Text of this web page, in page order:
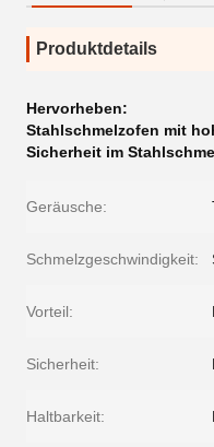
Produktdetails
Hervorheben:
Stahlschmelzofen mit
Sicherheit im
Geräusche:
Schmelzgeschwindigkeit:
Vorteil:
Sicherheit:
Haltbarkeit: